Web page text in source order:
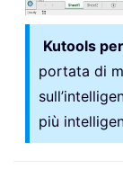
Kutools
portata di
più